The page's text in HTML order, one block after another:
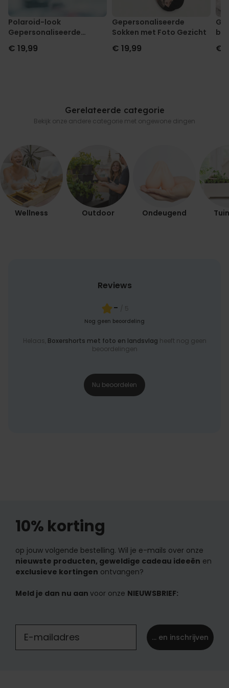
Polaroid-look
Gepersonaliseerde
Geurhanger set van 2
€ 19,99
Gepersonaliseerde
Sokken met Foto Gezicht
€ 19,99 €
Gerelateerde categorie
Bekijk onze andere categorie met ongewone dingen
Wellness Outdoor Ondeugend
Reviews
- / 5
Nog geen beoordeling
Helaas, Boxershorts met foto en landsvlag heeft nog geen
beoordelingen
Nu beoordelen
10% korting
op jouw volgende bestelling. Wil je e-mails over onze
nieuwste producten, geweldige cadeau ideeën en
exclusieve kortingen ontvangen?
Meld je dan nu aan voor onze NIEUWSBRIEF:
... en inschrijven